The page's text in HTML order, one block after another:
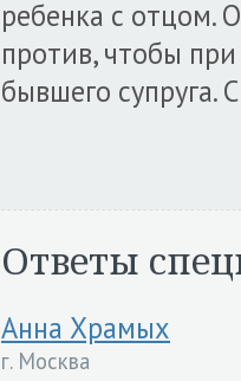
ребенка с отцом.
против, чтобы
бывшего супруга.
Ответы
Анна Храмых
г. Москва